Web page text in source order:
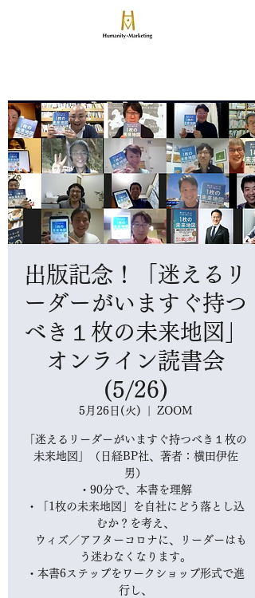
出版記念！「迷えるリ
ーダーがいますぐ持つ
べき１枚の未来地図」
オンライン読書会
(5/26)
5月26日(火) ZOOM
「迷えるリーダーがいますぐ持つべき１枚の
未来地図」（日経BP社、著者：横田伊佐
男）
・90分で、本書を理解
・「1枚の未来地図」を自社にどう落とし込
むか？を考え、
ウィズ／アフターコロナに、リーダーはも
う迷わなくなります。
・本書6ステップをワークショップ形式で進
行し、